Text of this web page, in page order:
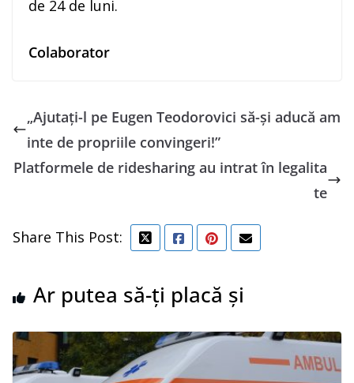
de 24 de luni.
Colaborator
„Ajutați-l pe Eugen Teodorovici să-și aducă am
inte de propriile convingeri!”
Platformele de ridesharing au intrat în legalita
te
Share This Post:
Ar putea să-ți placă și